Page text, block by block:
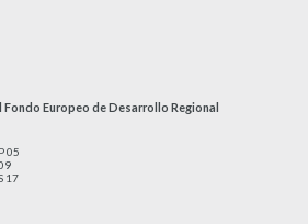
Europeo de Desarrollo Regional
05
17